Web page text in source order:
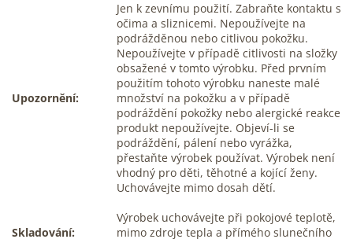
Upozornění:
Jen k zevnímu použití. Zabraňte kontaktu s
očima a sliznicemi. Nepoužívejte na
podrážděnou nebo citlivou pokožku.
Nepoužívejte v případě citlivosti na složky
obsažené v tomto výrobku. Před prvním
použitím tohoto výrobku naneste malé
množství na pokožku a v případě
podráždění pokožky nebo alergické reakce
produkt nepoužívejte. Objeví-li se
podráždění, pálení nebo vyrážka,
přestaňte výrobek používat. Výrobek není
vhodný pro děti, těhotné a kojící ženy.
Uchovávejte mimo dosah dětí.
Skladování:
Výrobek uchovávejte při pokojové teplotě,
mimo zdroje tepla a přímého slunečního